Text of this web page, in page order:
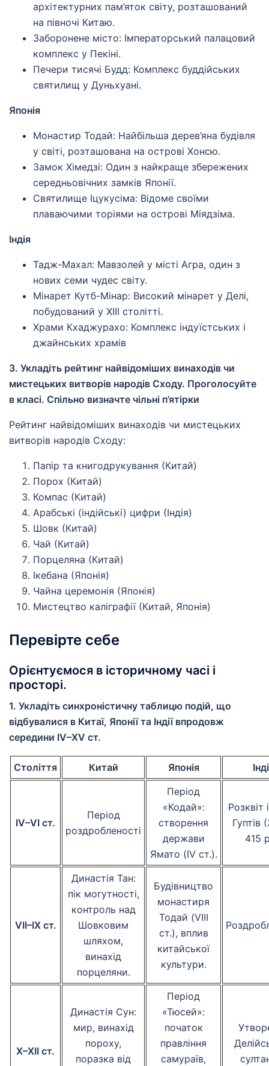
архітектурних пам’яток світу, розташований
на півночі Китаю.
Заборонене місто: Імператорський палацовий
комплекс у Пекіні.
Печери тисячі Будд: Комплекс буддійських
святилищ у Дуньхуані.
Японія
Монастир Тодай: Найбільша дерев’яна будівля
у світі, розташована на острові Хонсю.
Замок Хімедзі: Один з найкраще збережених
середньовічних замків Японії.
Святилище Іцукусіма: Відоме своїми
плаваючими торіями на острові Міядзіма.
Індія
Тадж-Махал: Мавзолей у місті Агра, один з
нових семи чудес світу.
Мінарет Кутб-Мінар: Високий мінарет у Делі,
побудований у XIII столітті.
Храми Кхаджурахо: Комплекс індуїстських і
джайнських храмів
3. Укладіть рейтинг найвідоміших винаходів чи
мистецьких витворів народів Сходу. Проголосуйте
в класі. Спільно визначте чільні п’ятірки
Рейтинг найвідоміших винаходів чи мистецьких
витворів народів Сходу:
Папір та книгодрукування (Китай)
Порох (Китай)
Компас (Китай)
Арабські (індійські) цифри (Індія)
Шовк (Китай)
Чай (Китай)
Порцеляна (Китай)
Ікебана (Японія)
Чайна церемонія (Японія)
Мистецтво каліграфії (Китай, Японія)
Перевірте себе
Орієнтуємося в історичному часі і
просторі.
1. Укладіть синхроністичну таблицю подій, що
відбувалися в Китаї, Японії та Індії впродовж
середини ІV–ХV ст.
Століття Китай Японія
IV–VI ст.
Період
роздробленості
Період
«Кодай»:
створення
держави
Ямато (IV ст.).
Розквіт
Гуптів
415
VII–IX ст.
Династія Тан:
пік могутності,
контроль над
Шовковим
шляхом,
винахід
порцеляни.
Будівництво
монастиря
Тодай (VIII
ст.), вплив
китайської
культури.
X–XII ст.
Династія Сун:
мир, винахід
пороху,
поразка від
Період
«Тюсей»:
початок
правління
самураїв,